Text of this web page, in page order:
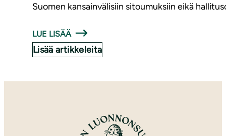
Suomen kansainvälisiin sitoumuksiin eikä
LUE LISÄÄ
Lisää artikkeleita